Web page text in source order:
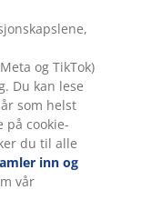
og TikTok)
Du kan lese
som helst
på cookie-
du til alle
inn og
vår